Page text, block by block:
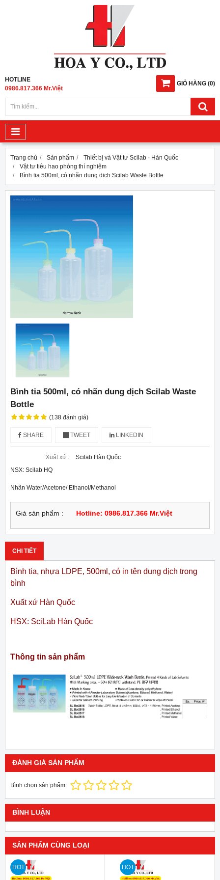
GIỎ HÀNG (0)
HOTLINE
0986.817.366 Mr.Việt
Trang chủ Sản phẩm
Thiết bị và Vật tư Scilab - Hàn Quốc
Vật tư tiêu hao phòng thí nghiệm
Bình tia 500ml, có nhãn dung dịch Scilab Waste Bottle
Bình tia 500ml, có nhãn dung dịch Scilab Waste
Bottle
(138 đánh giá)
SHARE TWEET LINKEDIN
Xuất xứ :
Scilab Hàn Quốc
NSX: Scilab HQ
Nhãn Water/Acetone/ Ethanol/Methanol
Giá sản phẩm : Hotline: 0986.817.366 Mr.Việt
CHI TIẾT
Bình tia, nhựa LDPE, 500ml, có in tên dung dịch trong
bình
Xuất xứ Hàn Quốc
HSX: SciLab Hàn Quốc
Thông tin sản phẩm
ĐÁNH GIÁ SẢN PHẨM
Bình chọn sản phẩm:
BÌNH LUẬN
SẢN PHẨM CÙNG LOẠI
HOT HOT